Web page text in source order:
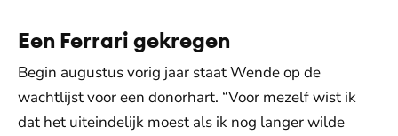
Een Ferrari gekregen
Begin augustus vorig jaar staat Wende op de
wachtlijst voor een donorhart. “Voor mezelf wist ik
dat het uiteindelijk moest als ik nog langer wilde